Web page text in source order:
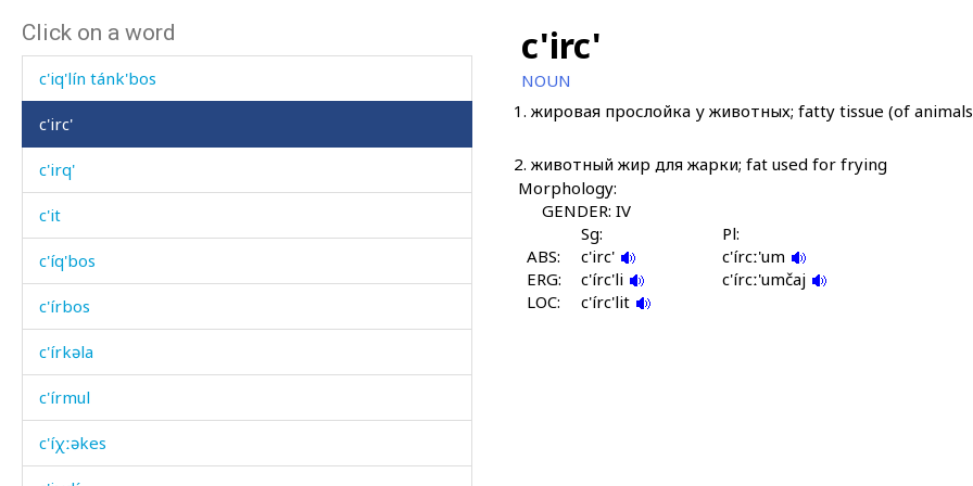
Click on a word
c'imíc'əla
c'iq'lín tánk'bos
c'irc'
c'irq'
c'it
c'íq'bos
c'írbos
c'írkəla
c'írmul
c'íχːəkes
c'irc'
NOUN
1. жировая прослойка у животных; fatty tissue (of
2. животный жир для жарки; fat used for frying
Morphology:
GENDER: IV
Sg:
Pl:
ABS:
c'irc'
c'írcː'um
ERG:
c'írc'li
c'írcː'umčaj
LOC:
c'írc'lit